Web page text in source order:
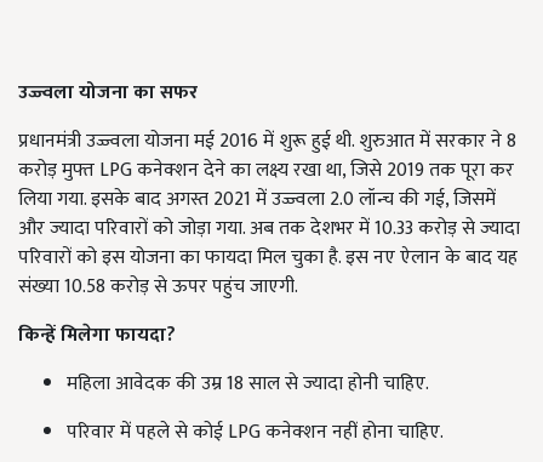
उज्ज्वला योजना का सफर
प्रधानमंत्री उज्ज्वला योजना मई 2016 में शुरू हुई थी. शुरुआत में सरकार ने 8
करोड़ मुफ्त LPG कनेक्शन देने का लक्ष्य रखा था, जिसे 2019 तक पूरा कर
लिया गया. इसके बाद अगस्त 2021 में उज्ज्वला 2.0 लॉन्च की गई, जिसमें
और ज्यादा परिवारों को जोड़ा गया. अब तक देशभर में 10.33 करोड़ से ज्यादा
परिवारों को इस योजना का फायदा मिल चुका है. इस नए ऐलान के बाद यह
संख्या 10.58 करोड़ से ऊपर पहुंच जाएगी.
किन्हें मिलेगा फायदा?
महिला आवेदक की उम्र 18 साल से ज्यादा होनी चाहिए.
परिवार में पहले से कोई LPG कनेक्शन नहीं होना चाहिए.